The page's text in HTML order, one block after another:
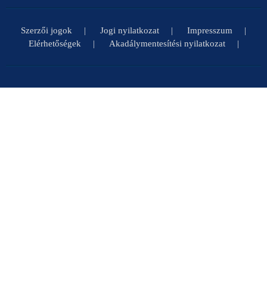
Szerzői jogok Jogi nyilatkozat
Impresszum
Elérhetőségek
Akadálymentesítési nyilatkozat